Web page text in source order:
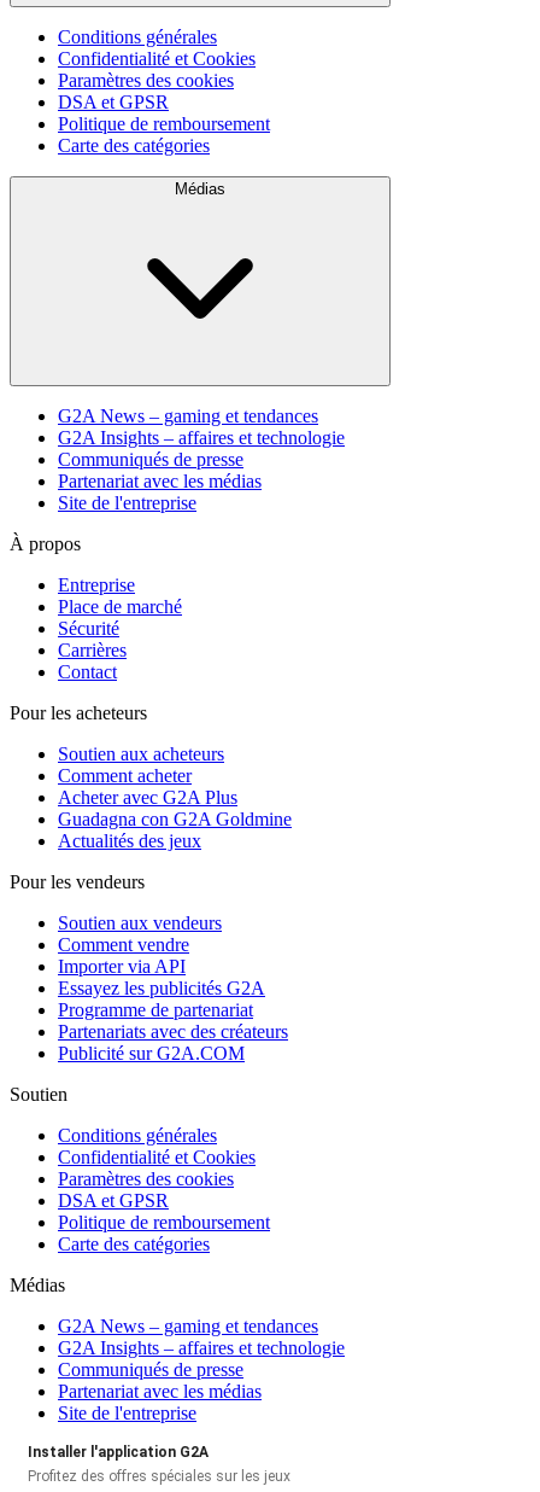
Conditions générales
Confidentialité et Cookies
Paramètres des cookies
DSA et GPSR
Politique de remboursement
Carte des catégories
Médias
G2A News – gaming et tendances
G2A Insights – affaires et technologie
Communiqués de presse
Partenariat avec les médias
Site de l'entreprise
À propos
Entreprise
Place de marché
Sécurité
Carrières
Contact
Pour les acheteurs
Soutien aux acheteurs
Comment acheter
Acheter avec G2A Plus
Guadagna con G2A Goldmine
Actualités des jeux
Pour les vendeurs
Soutien aux vendeurs
Comment vendre
Importer via API
Essayez les publicités G2A
Programme de partenariat
Partenariats avec des créateurs
Publicité sur G2A.COM
Soutien
Conditions générales
Confidentialité et Cookies
Paramètres des cookies
DSA et GPSR
Politique de remboursement
Carte des catégories
Médias
G2A News – gaming et tendances
G2A Insights – affaires et technologie
Communiqués de presse
Partenariat avec les médias
Site de l'entreprise
Installer l'application G2A
Profitez des offres spéciales sur les jeux